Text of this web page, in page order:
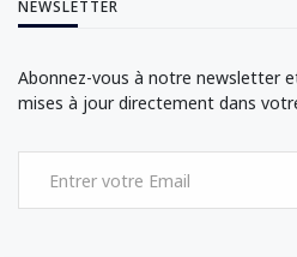
NEWSLETTER
Abonnez-vous à notre newsletter
mises à jour directement dans